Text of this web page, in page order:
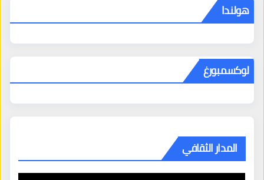
هولندا
لوكسمبورغ
المدار الثقافي